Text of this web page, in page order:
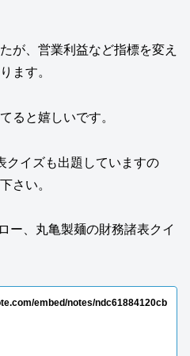
が、営業利益など指標を変え
ます。
ると嬉しいです。
クイズも出題していますの
さい。
ー、丸亀製麺の財務諸表クイ
embed/notes/ndc61884120cb